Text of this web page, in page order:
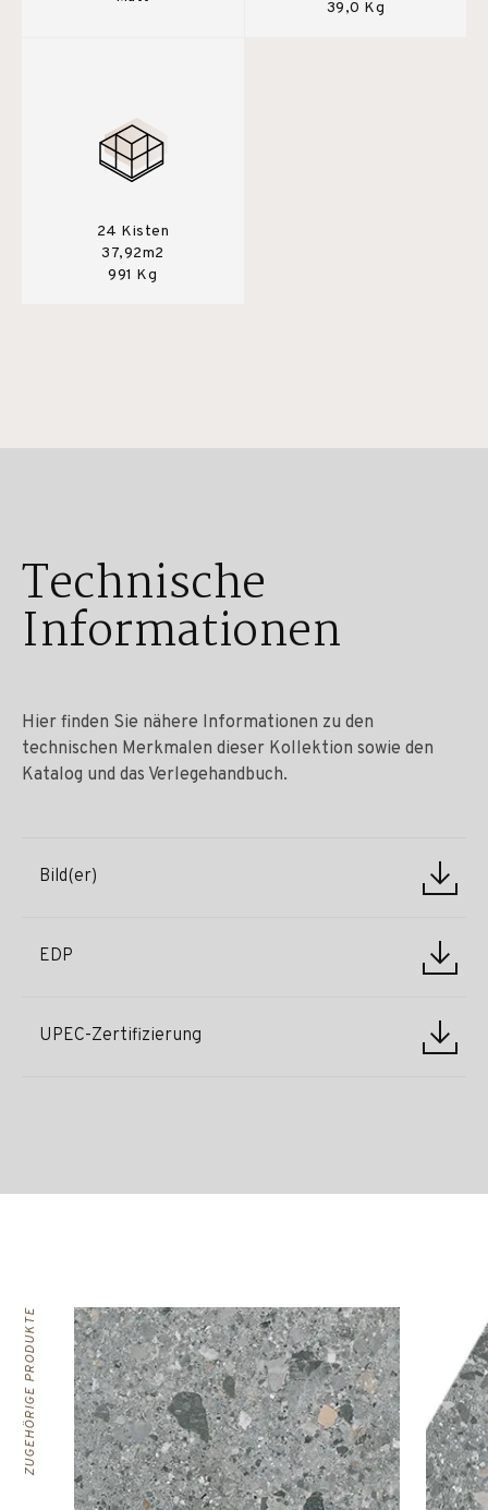
39,0 Kg
24 Kisten
37,92m2
991 Kg
Technische
Informationen
Hier finden Sie nähere Informationen zu den
technischen Merkmalen dieser Kollektion sowie den
Katalog und das Verlegehandbuch.
Bild(er)
EDP
UPEC-Zertifizierung
ZUGEHÖRIGE PRODUKTE